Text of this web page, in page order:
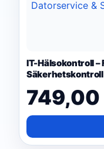
IT-Hälsokontroll –
Säkerhetskontroll
749,00